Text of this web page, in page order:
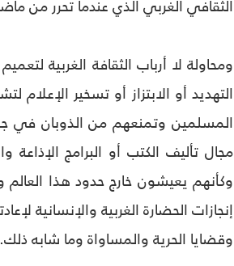
الثقافي الغربي الذي عندما تحرر من
ومحاولة لا أرباب الثقافة الغربية
التهديد أو الابتزاز أو تسخير
المسلمين وتمنعهم من الذوبان في
مجال تأليف الكتب أو البرامج
وكأنهم يعيشون خارج حدود هذا العالم
إنجازات الحضارة الغربية والإنسانية
وقضايا الحرية والمساواة وما شابه ذلك.